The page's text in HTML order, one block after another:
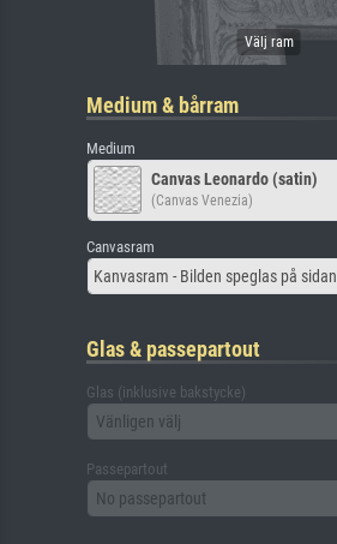
Medium & bårram
Medium
Canvas Leonardo (satin)
(Canvas Venezia)
Canvasram
Kanvasram - Bilden speglas på sidan
Glas & passepartout
Glas (inklusive bakstycke)
Vänligen välj
Passepartout
No passepartout